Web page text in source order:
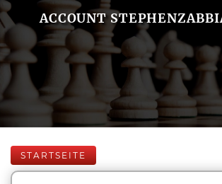
ACCOUNT
STARTSEITE